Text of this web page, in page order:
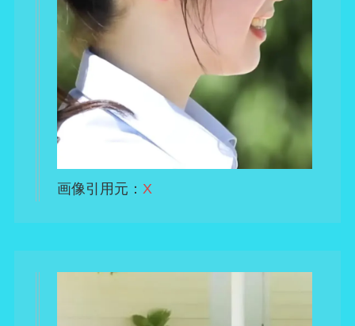
画像引用元： X